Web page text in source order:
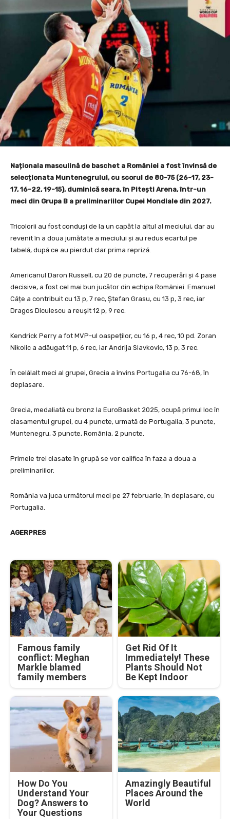
Naționala masculină de baschet a României a fost învinsă de
selecționata Muntenegrului, cu scorul de 80-75 (26-17, 23-
17, 16-22, 19-15), duminică seara, în Pitești Arena, într-un
meci din Grupa B a preliminariilor Cupei Mondiale din 2027.
Tricolorii au fost conduși de la un capăt la altul al meciului, dar au
revenit în a doua jumătate a meciului și au redus ecartul pe
tabelă, după ce au pierdut clar prima repriză.
Americanul Daron Russell, cu 20 de puncte, 7 recuperări și 4 pase
decisive, a fost cel mai bun jucător din echipa României. Emanuel
Cățe a contribuit cu 13 p, 7 rec, Ștefan Grasu, cu 13 p, 3 rec, iar
Dragos Diculescu a reușit 12 p, 9 rec.
Kendrick Perry a fot MVP-ul oaspeților, cu 16 p, 4 rec, 10 pd. Zoran
Nikolic a adăugat 11 p, 6 rec, iar Andrija Slavkovic, 13 p, 3 rec.
În celălalt meci al grupei, Grecia a învins Portugalia cu 76-68, în
deplasare.
Grecia, medaliată cu bronz la EuroBasket 2025, ocupă primul loc în
clasamentul grupei, cu 4 puncte, urmată de Portugalia, 3 puncte,
Muntenegru, 3 puncte, România, 2 puncte.
Primele trei clasate în grupă se vor califica în faza a doua a
preliminariilor.
România va juca următorul meci pe 27 februarie, în deplasare, cu
Portugalia.
AGERPRES
Famous family
conflict: Meghan
Markle blamed
family members
Get Rid Of It
Immediately! These
Plants Should Not
Be Kept Indoor
How Do You
Understand Your
Dog? Answers to
Your Questions
Amazingly Beautiful
Places Around the
World